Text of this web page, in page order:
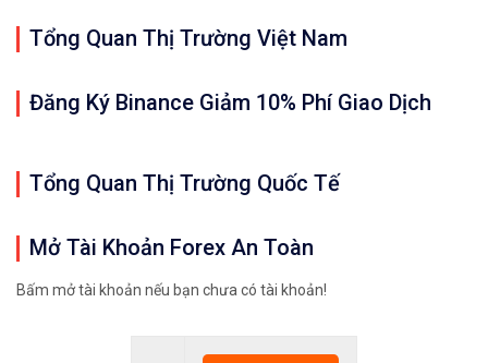
Tổng Quan Thị Trường Việt Nam
Đăng Ký Binance Giảm 10% Phí Giao Dịch
Tổng Quan Thị Trường Quốc Tế
Mở Tài Khoản Forex An Toàn
Bấm mở tài khoản nếu bạn chưa có tài khoản!